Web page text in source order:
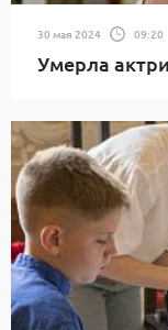
30 мая 2024 09:20
Умерла